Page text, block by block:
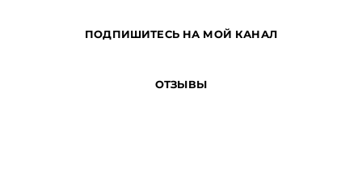
ПОДПИШИТЕСЬ НА МОЙ КАНАЛ
ОТЗЫВЫ